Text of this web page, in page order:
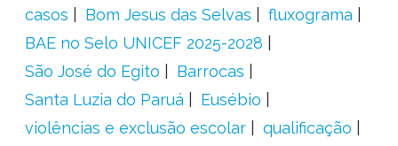
casos
Bom Jesus das Selvas
fluxograma
BAE no Selo UNICEF 2025-2028
São José do Egito
Barrocas
Santa Luzia do Paruá
Eusébio
violências e exclusão escolar
qualificação